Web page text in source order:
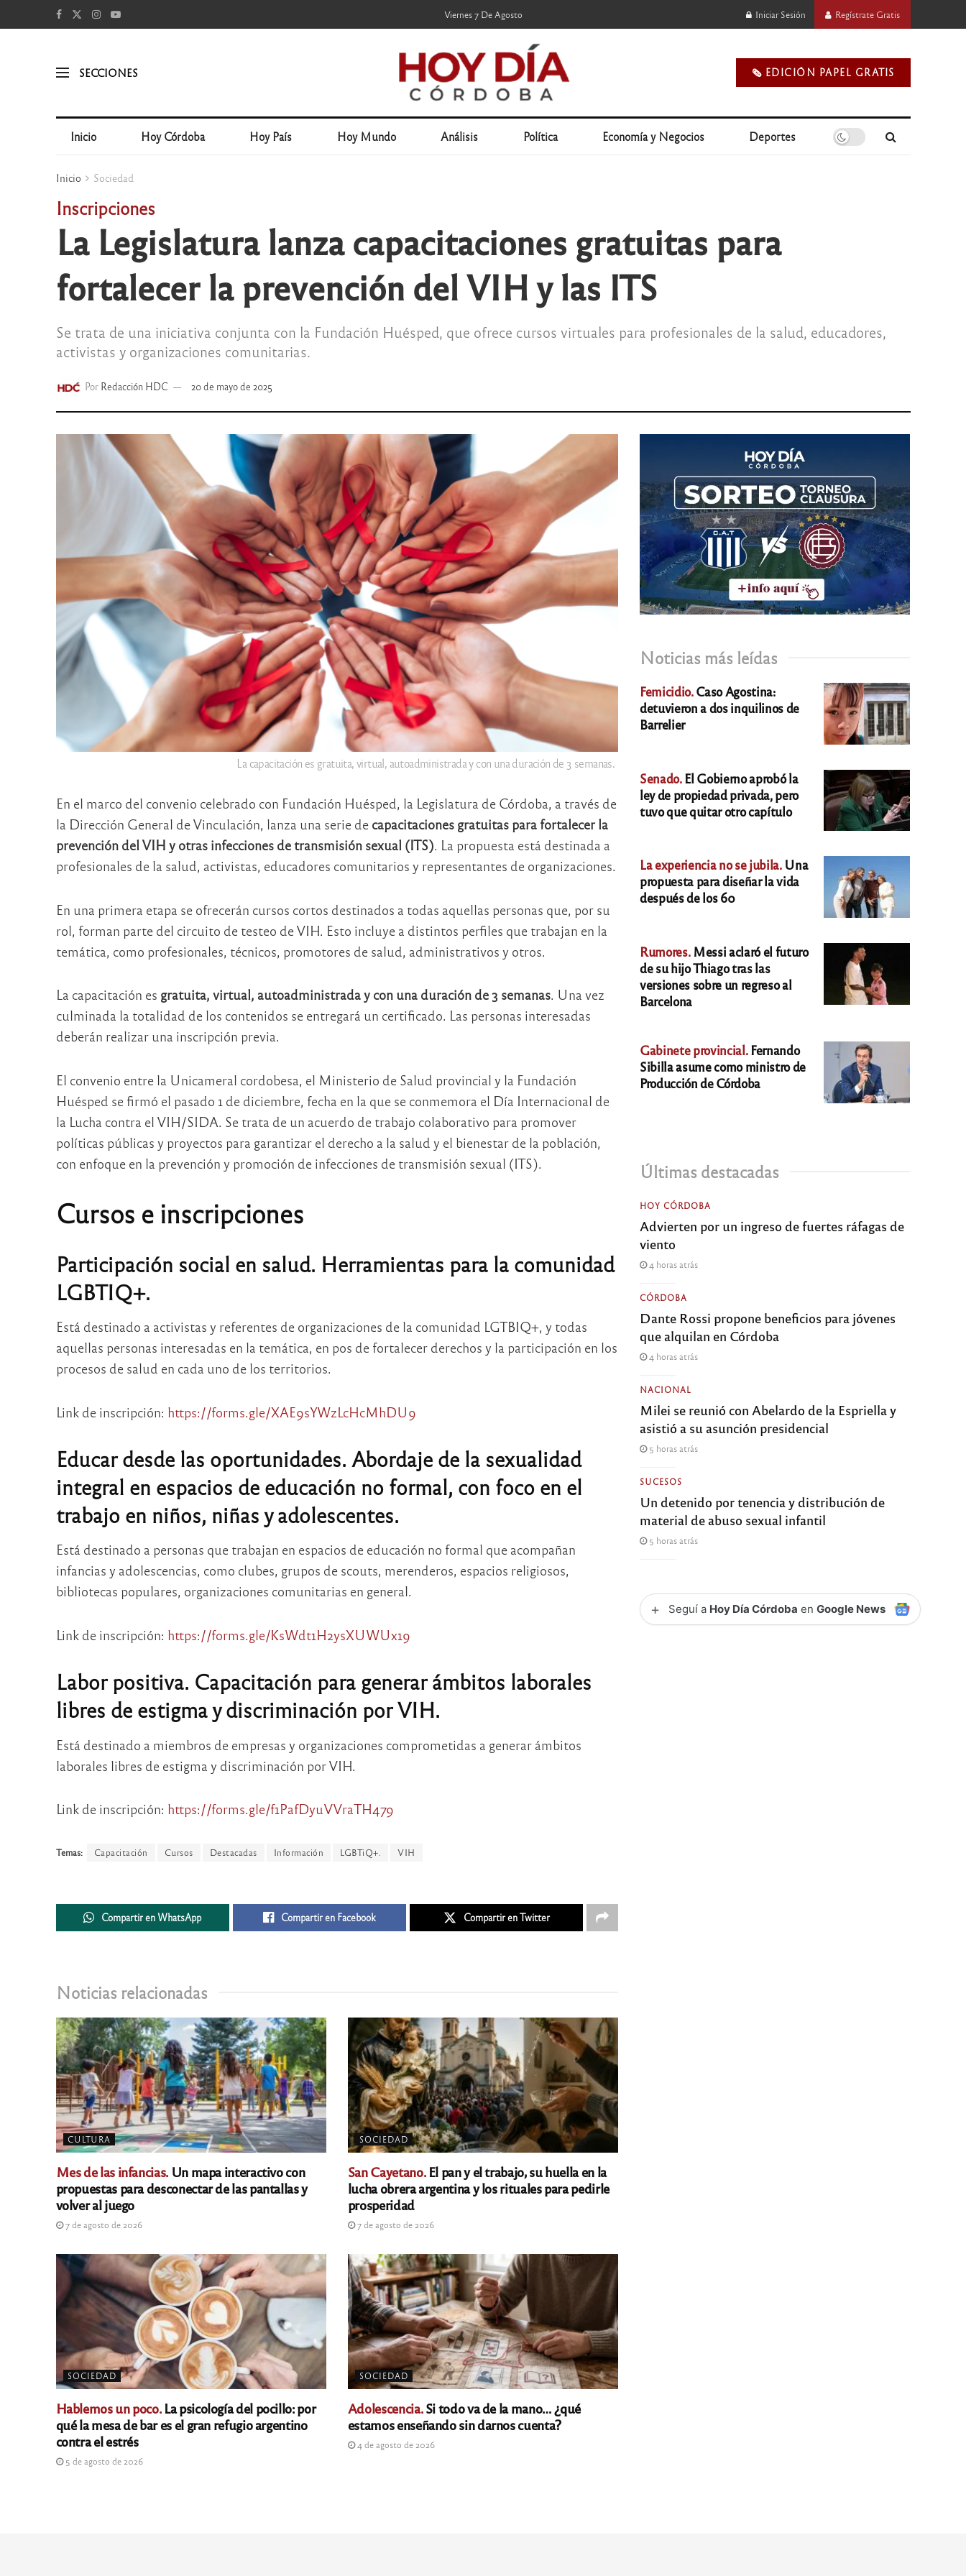
Viernes 7 De Agosto Iniciar Sesión Regístrate Gratis
SECCIONES 🗞️ EDICIÓN PAPEL GRATIS
Inicio Hoy Córdoba Hoy País Hoy Mundo Análisis Política Economía y Negocios Deportes
Inicio Sociedad
Inscripciones
La Legislatura lanza capacitaciones gratuitas para
fortalecer la prevención del VIH y las ITS
Se trata de una iniciativa conjunta con la Fundación Huésped, que ofrece cursos virtuales para profesionales de la salud, educadores,
activistas y organizaciones comunitarias.
Por Redacción HDC 20 de mayo de 2025
La capacitación es gratuita, virtual, autoadministrada y con una duración de 3 semanas.
En el marco del convenio celebrado con Fundación Huésped, la Legislatura de Córdoba, a través de
la Dirección General de Vinculación, lanza una serie de capacitaciones gratuitas para fortalecer la
prevención del VIH y otras infecciones de transmisión sexual (ITS). La propuesta está destinada a
profesionales de la salud, activistas, educadores comunitarios y representantes de organizaciones.
En una primera etapa se ofrecerán cursos cortos destinados a todas aquellas personas que, por su
rol, forman parte del circuito de testeo de VIH. Esto incluye a distintos perfiles que trabajan en la
temática, como profesionales, técnicos, promotores de salud, administrativos y otros.
La capacitación es gratuita, virtual, autoadministrada y con una duración de 3 semanas. Una vez
culminada la totalidad de los contenidos se entregará un certificado. Las personas interesadas
deberán realizar una inscripción previa.
El convenio entre la Unicameral cordobesa, el Ministerio de Salud provincial y la Fundación
Huésped se firmó el pasado 1 de diciembre, fecha en la que se conmemora el Día Internacional de
la Lucha contra el VIH/SIDA. Se trata de un acuerdo de trabajo colaborativo para promover
políticas públicas y proyectos para garantizar el derecho a la salud y el bienestar de la población,
con enfoque en la prevención y promoción de infecciones de transmisión sexual (ITS).
Cursos e inscripciones
Participación social en salud. Herramientas para la comunidad
LGBTIQ+.
Está destinado a activistas y referentes de organizaciones de la comunidad LGTBIQ+, y todas
aquellas personas interesadas en la temática, en pos de fortalecer derechos y la participación en los
procesos de salud en cada uno de los territorios.
Link de inscripción: https://forms.gle/XAE9sYWzLcHcMhDU9
Educar desde las oportunidades. Abordaje de la sexualidad
integral en espacios de educación no formal, con foco en el
trabajo en niños, niñas y adolescentes.
Está destinado a personas que trabajan en espacios de educación no formal que acompañan
infancias y adolescencias, como clubes, grupos de scouts, merenderos, espacios religiosos,
bibliotecas populares, organizaciones comunitarias en general.
Link de inscripción: https://forms.gle/KsWdt1H2ysXUWUx19
Labor positiva. Capacitación para generar ámbitos laborales
libres de estigma y discriminación por VIH.
Está destinado a miembros de empresas y organizaciones comprometidas a generar ámbitos
laborales libres de estigma y discriminación por VIH.
Link de inscripción: https://forms.gle/f1PafDyuVVraTH479
Temas: Capacitación Cursos Destacadas Información LGBTiQ+. VIH
Compartir en WhatsApp Compartir en Facebook Compartir en Twitter
Noticias relacionadas
CULTURA
Mes de las infancias.Un mapa interactivo con
propuestas para desconectar de las pantallas y
volver al juego
7 de agosto de 2026
SOCIEDAD
San Cayetano.El pan y el trabajo, su huella en la
lucha obrera argentina y los rituales para pedirle
prosperidad
7 de agosto de 2026
SOCIEDAD
Hablemos un poco.La psicología del pocillo: por
qué la mesa de bar es el gran refugio argentino
contra el estrés
5 de agosto de 2026
SOCIEDAD
Adolescencia.Si todo va de la mano… ¿qué
estamos enseñando sin darnos cuenta?
4 de agosto de 2026
Noticias más leídas
Femicidio.Caso Agostina:
detuvieron a dos inquilinos de
Barrelier
Senado.El Gobierno aprobó la
ley de propiedad privada, pero
tuvo que quitar otro capítulo
La experiencia no se jubila.Una
propuesta para diseñar la vida
después de los 60
Rumores.Messi aclaró el futuro
de su hijo Thiago tras las
versiones sobre un regreso al
Barcelona
Gabinete provincial.Fernando
Sibilla asume como ministro de
Producción de Córdoba
Últimas destacadas
HOY CÓRDOBA
Advierten por un ingreso de fuertes ráfagas de
viento
4 horas atrás
CÓRDOBA
Dante Rossi propone beneficios para jóvenes
que alquilan en Córdoba
4 horas atrás
NACIONAL
Milei se reunió con Abelardo de la Espriella y
asistió a su asunción presidencial
5 horas atrás
SUCESOS
Un detenido por tenencia y distribución de
material de abuso sexual infantil
5 horas atrás
+ Seguí a Hoy Día Córdoba enGoogle News